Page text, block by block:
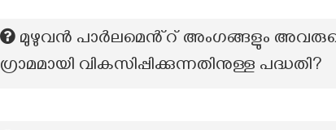
മുഴുവൻ പാർലമെൻ്റ് അംഗങ്ങളും
ഗ്രാമമായി വികസിപ്പിക്കുന്നതിനുള്ള പദ്ധതി?